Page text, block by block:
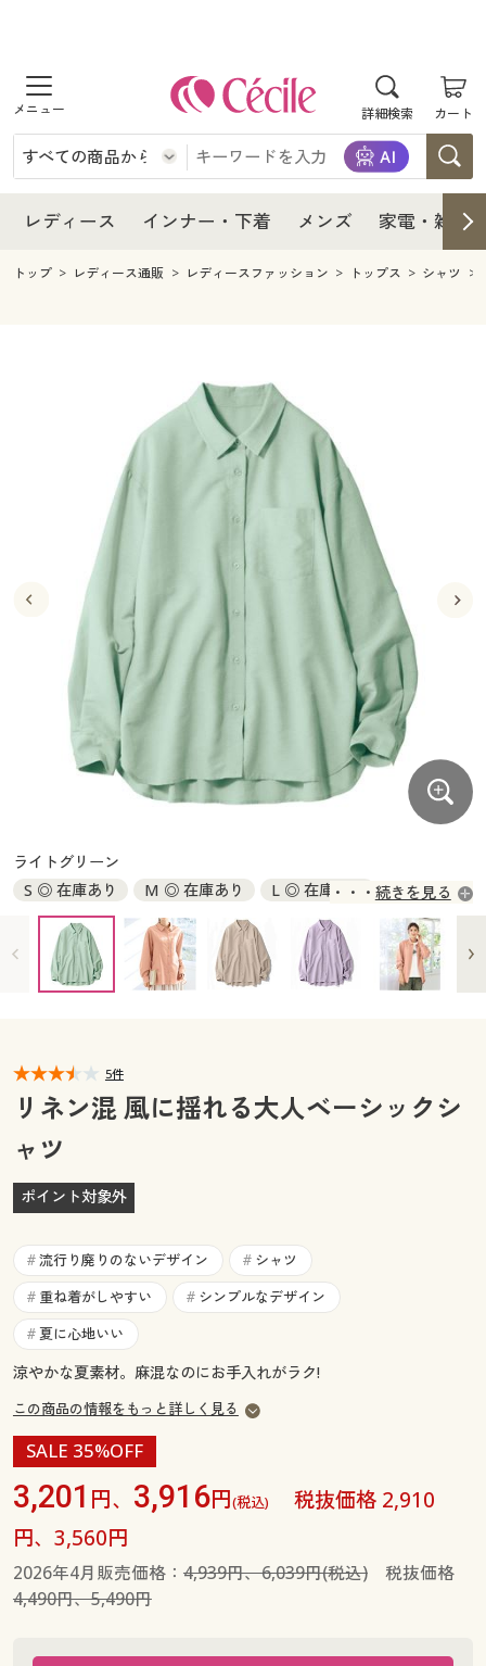
詳細検索 カート
商品を探す
レディース
レディースファッション
インナー・下着
インナー・下着通販すべて
ジュニア・ティーンズ下着
メンズ
キッチン・雑貨・日用品
寝具・インテリア・家具
寝具・インテリア・家具通販すべて
寝具・ベッド
カーテン・ラグ・ファブリック
美容・健康通販すべて
美容・健康・サプリメント
制服・スクール
制服・スクールすべて
制服・学生服
ジュニア・ティーンズ下着
大きいサイズ
大きいサイズ通販すべて
大きいサイズ レディース服
大きいサイズ レディース下着
大きいサイズ 事務・制服
バーゲン
バーゲンセール
シークレットセール
詳細検索
商品カテゴリ一覧
カタログ・チラシからのご注文
デジタルカタログ
カタログ無料プレゼント
マイページ
閲覧履歴
お気に入り
サポート
ご利用ガイド
よくある質問とお問い合わせ
レディース インナー・下着 メンズ 家電・雑貨
レディース
レディース通販すべて
レディースファッション
インナー・下着
インナー・下着通販すべて
ジュニア・ティーンズ下着
メンズ
キッチン・雑貨・日用品
寝具・ベッド
カーテン・ラグ・ファブリック
美容・健康通販すべて
美容・健康・サプリメント
制服・スクール
制服・スクールすべて
制服・学生服
ジュニア・ティーンズ下着
大きいサイズ
大きいサイズ通販すべて
大きいサイズ レディース服
大きいサイズ レディース下着
大きいサイズ メンズ
大きいサイズ 事務・制服
バーゲン
バーゲンセール
シークレットセール
詳細検索
商品カテゴリ一覧
カタログ
カタログ・チラシからのご注文
カタログ無料プレゼント
会員メニュー
閲覧履歴
サポート
よくある質問とお問い合わせ
トップ レディース通販 レディースファッション トップス シャツ
ライトグリーン
S ◎ 在庫あり
M ◎ 在庫あり
L ◎ 在庫あり
LL ◎ 在庫あり
3L ◎ 在庫あり
続きを見る
5件
リネン混 風に揺れる大人ベーシックシ
ャツ
ポイント対象外
# 流行り廃りのないデザイン # シャツ
# 重ね着がしやすい # シンプルなデザイン
# 夏に心地いい
涼やかな夏素材。麻混なのにお手入れがラク!
この商品の情報をもっと詳しく見る
SALE 35%OFF
3,201 円、 3,916円(税込)
税抜価格 2,910
円、3,560円
2026年4月販売価格： 4,939円、6,039円(税込)税抜価格
4,490円、5,490円